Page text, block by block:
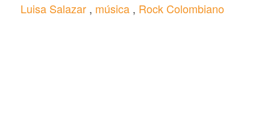
Luisa Salazar, música, Rock Colombiano